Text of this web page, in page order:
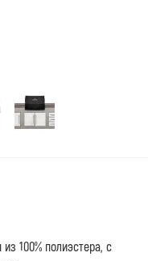
100% полиэстера, с